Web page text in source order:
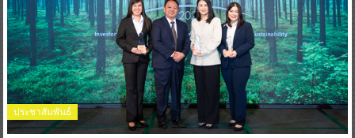
ประชาสัมพันธ์